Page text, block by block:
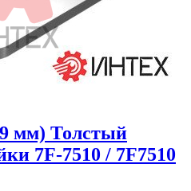
мм) Толстый
7F-7510 / 7F7510